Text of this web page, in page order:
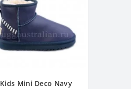
Kids Mini Deco Navy